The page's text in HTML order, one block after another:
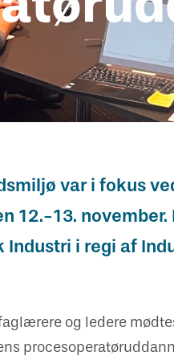
var i fokus
12.-13. november.
Industri i regi af
og ledere